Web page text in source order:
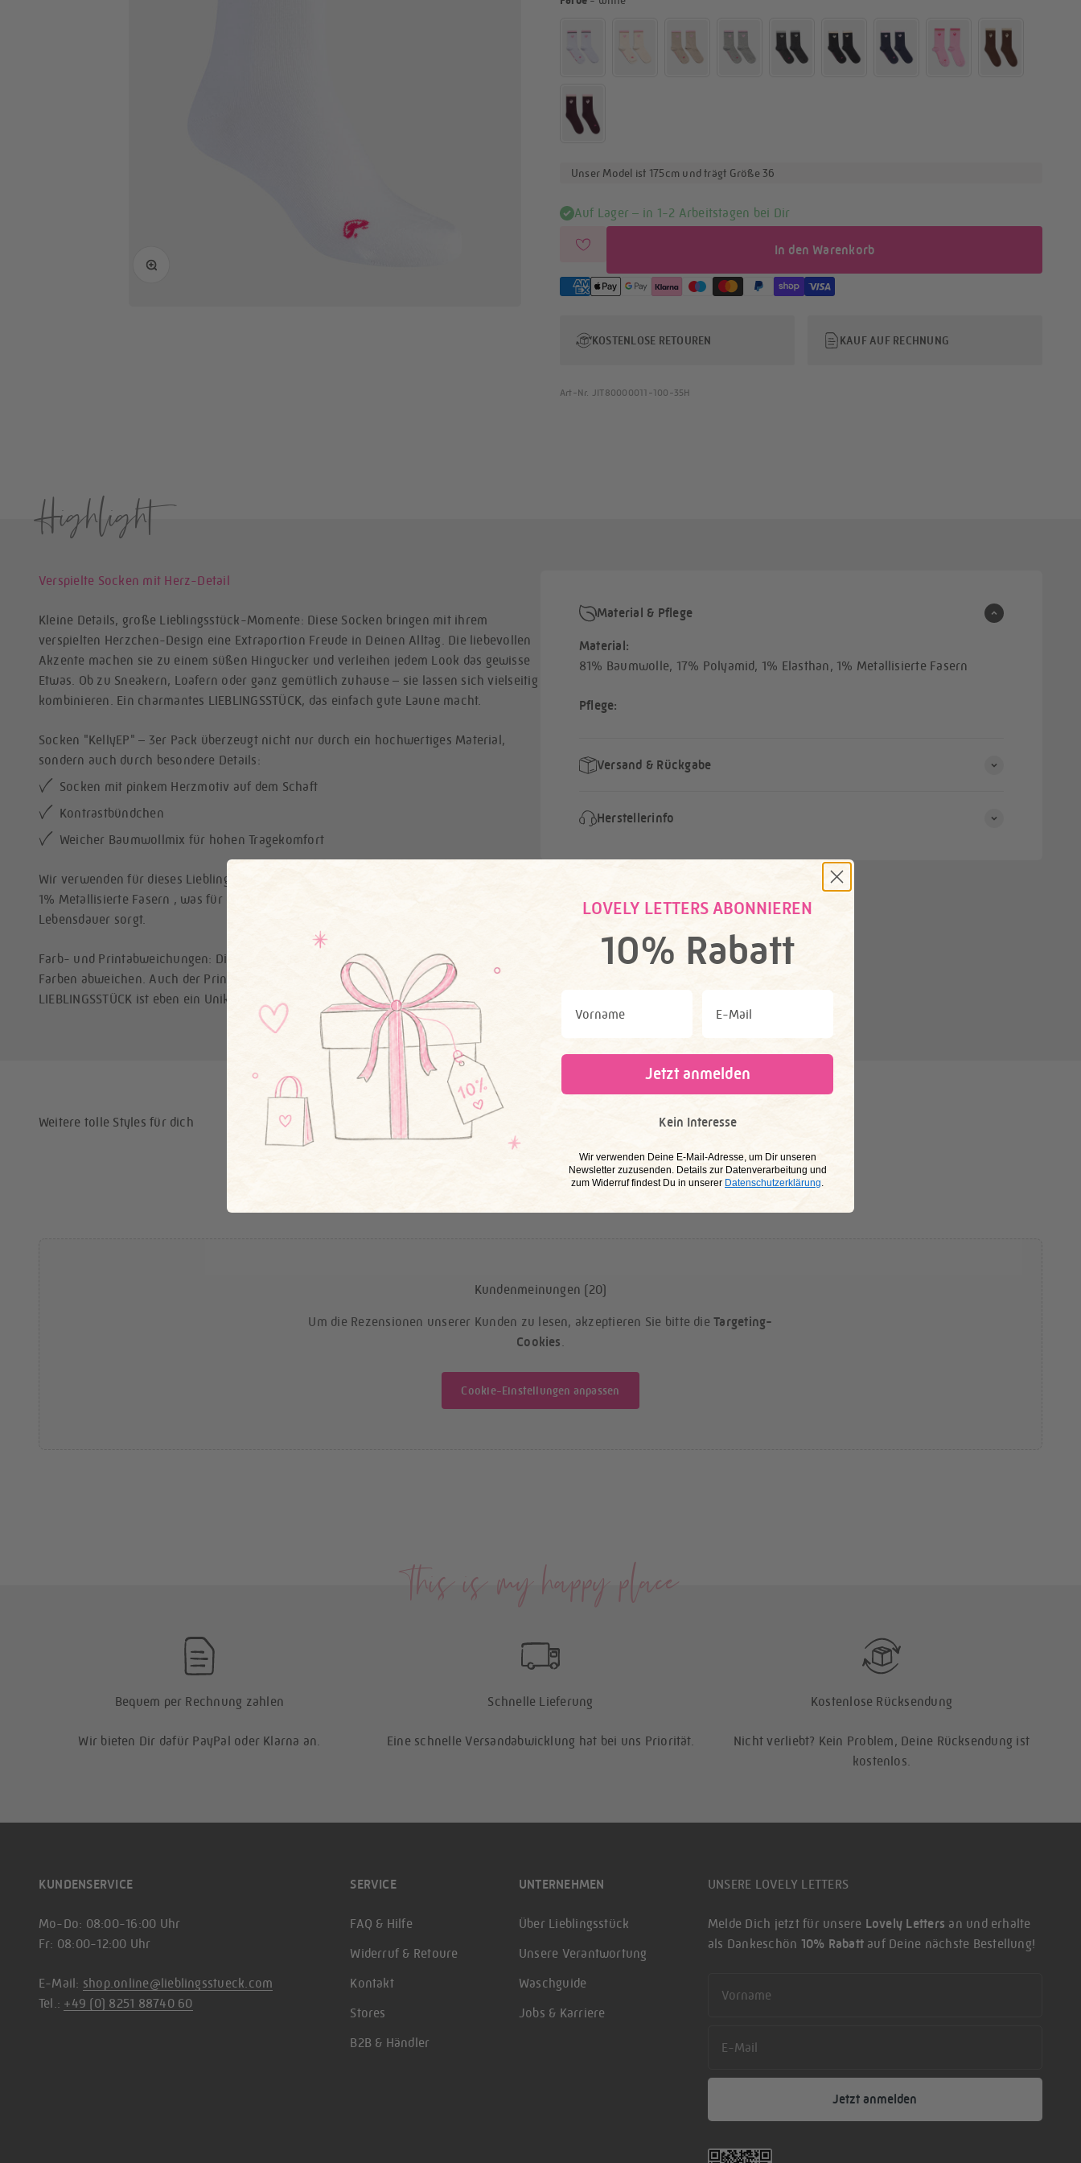
Unser Model ist 175cm und trägt Größe 36
Auf Lager – in 1-2 Arbeitstagen bei Dir
In den Warenkorb
KOSTENLOSE RETOUREN KAUF AUF RECHNUNG
Art-Nr. JIT80000011-100-35H
Highlight
Verspielte Socken mit Herz-Detail
Kleine Details, große Lieblingsstück-Momente: Diese Socken bringen mit ihrem
verspielten Herzchen-Design eine Extraportion Freude in Deinen Alltag. Die liebevollen
Akzente machen sie zu einem süßen Hingucker und verleihen jedem Look das gewisse
Etwas. Ob zu Sneakern, Loafern oder ganz gemütlich zuhause – sie lassen sich vielseitig
kombinieren. Ein charmantes LIEBLINGSSTÜCK, das einfach gute Laune macht.
Socken "KellyEP" – 3er Pack überzeugt nicht nur durch ein hochwertiges Material,
sondern auch durch besondere Details:
Socken mit pinkem Herzmotiv auf dem Schaft
Kontrastbündchen
Weicher Baumwollmix für hohen Tragekomfort
Wir verwenden für dieses Lieblingsstück 81% Baumwolle, 17% Polyamid, 1% Elasthan,
1% Metallisierte Fasern , was für ein angenehmes Tragegefühl und eine lange
Lebensdauer sorgt.
Farb- und Printabweichungen: Die Farben, die Du siehst, können leicht von den echten
Farben abweichen. Auch der Print kann je nach Zuschnitt leicht variieren – jedes
LIEBLINGSSTÜCK ist eben ein Unikat. Aber wir versprechen Dir: Du wirst es lieben!
Material & Pflege
Material:
81% Baumwolle, 17% Polyamid, 1% Elasthan, 1% Metallisierte Fasern
Pflege:
Versand & Rückgabe
Herstellerinfo
Weitere tolle Styles für dich
Kundenmeinungen (20)
Um die Rezensionen unserer Kunden zu lesen, akzeptieren Sie bitte dieTargeting-
Cookies.
Cookie-Einstellungen anpassen
This is my happy place
Bequem per Rechnung zahlen
Wir bieten Dir dafür PayPal oder Klarna an.
Schnelle Lieferung
Eine schnelle Versandabwicklung hat bei uns Priorität.
Kostenlose Rücksendung
Nicht verliebt? Kein Problem, Deine Rücksendung ist
kostenlos.
KUNDENSERVICE
Mo-Do: 08:00-16:00 Uhr
Fr: 08:00-12:00 Uhr
E-Mail: shop.online@lieblingsstueck.com
Tel.: +49 (0) 8251 88740 60
SERVICE
FAQ & Hilfe
Widerruf & Retoure
Kontakt
Stores
B2B & Händler
UNTERNEHMEN
Über Lieblingsstück
Unsere Verantwortung
Waschguide
Jobs & Karriere
UNSERE LOVELY LETTERS
Melde Dich jetzt für unsere Lovely Letters an und erhalte
als Dankeschön 10% Rabatt auf Deine nächste Bestellung!
Jetzt anmelden
LOVELY LETTERS ABONNIEREN
10% Rabatt
Jetzt anmelden
Kein Interesse
​Wir verwenden Deine E-Mail-Adresse, um Dir unseren
Newsletter zuzusenden. Details zur Datenverarbeitung und
zum Widerruf findest Du in unserer Datenschutzerklärung.